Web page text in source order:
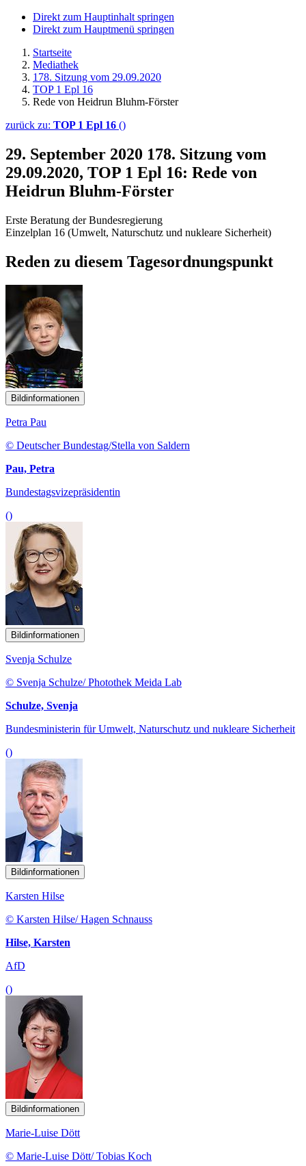
Direkt zum Hauptinhalt springen
Direkt zum Hauptmenü springen
Startseite
Mediathek
178. Sitzung vom 29.09.2020
TOP 1 Epl 16
Rede von Heidrun Bluhm-Förster
zurück zu: TOP 1 Epl 16 ()
29. September 2020 178. Sitzung vom
29.09.2020, TOP 1 Epl 16: Rede von
Heidrun Bluhm-Förster
Erste Beratung der Bundesregierung
Einzelplan 16 (Umwelt, Naturschutz und nukleare Sicherheit)
Reden zu diesem Tagesordnungspunkt
Bildinformationen
Petra Pau
© Deutscher Bundestag/Stella von Saldern
Pau, Petra
Bundestagsvizepräsidentin
()
Bildinformationen
Svenja Schulze
© Svenja Schulze/ Photothek Meida Lab
Schulze, Svenja
Bundesministerin für Umwelt, Naturschutz und nukleare Sicherheit
()
Bildinformationen
Karsten Hilse
© Karsten Hilse/ Hagen Schnauss
Hilse, Karsten
AfD
()
Bildinformationen
Marie-Luise Dött
© Marie-Luise Dött/ Tobias Koch